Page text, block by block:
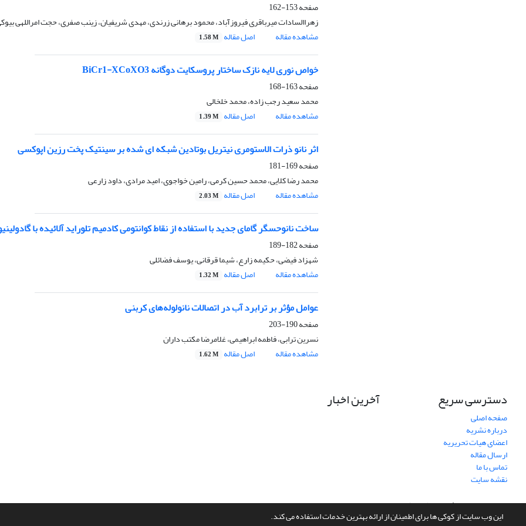
این وب سایت از کوکی ها برای اطمینان از ارائه بهترین خدمات استفاده می کند.
صفحه153-162
زهراالسادات میرباقری فیروزآباد، محمود برهانی زرندی، مهدی شریفیان، زینب صفری، حجت امراللهی
مشاهده مقاله
اصل مقاله 1.58 M
خواص نوری لایه نازک ساختار پروسکایت دوگانه BiCr1-XCoXO3
صفحه163-168
محمد سعید رجب زاده، محمد خلخالی
مشاهده مقاله
اصل مقاله 1.39 M
اثر نانو ذرات الاستومری نیتریل بوتادین شبکه ای شده بر سینتیک پخت رزین اپوکسی
صفحه169-181
محمد رضا کلایی، محمد حسین کرمی، رامین خواجوی، امید مرادی، داود زارعی
مشاهده مقاله
اصل مقاله 2.03 M
ساخت نانوحسگر گامای جدید با استفاده از نقاط کوانتومی کادمیم تلوراید آلائیده با
صفحه182-189
شهزاد فیضی، حکیمه زارع، شیما قرقانی، یوسف فضائلی
مشاهده مقاله
اصل مقاله 1.32 M
عوامل مؤثر بر ترابرد آب در اتصالات نانولوله‌های کربنی
صفحه190-203
نسرین ترابی، فاطمه ابراهیمی، غلامرضا مکتب داران
مشاهده مقاله
اصل مقاله 1.62 M
دسترسی سریع
صفحه اصلی
درباره نشریه
اعضای هیات تحریریه
ارسال مقاله
تماس با ما
نقشه سایت
آخرین اخبار
سامانه مدیریت نشریات علمی.طراحی و پیاده سازی ازسیناوب